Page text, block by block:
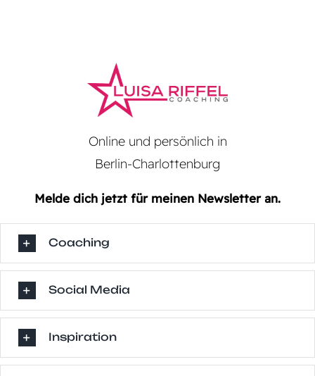
Online und persönlich in
Berlin-Charlottenburg
Melde dich jetzt für meinen Newsletter an.
Coaching
Social Media
Inspiration